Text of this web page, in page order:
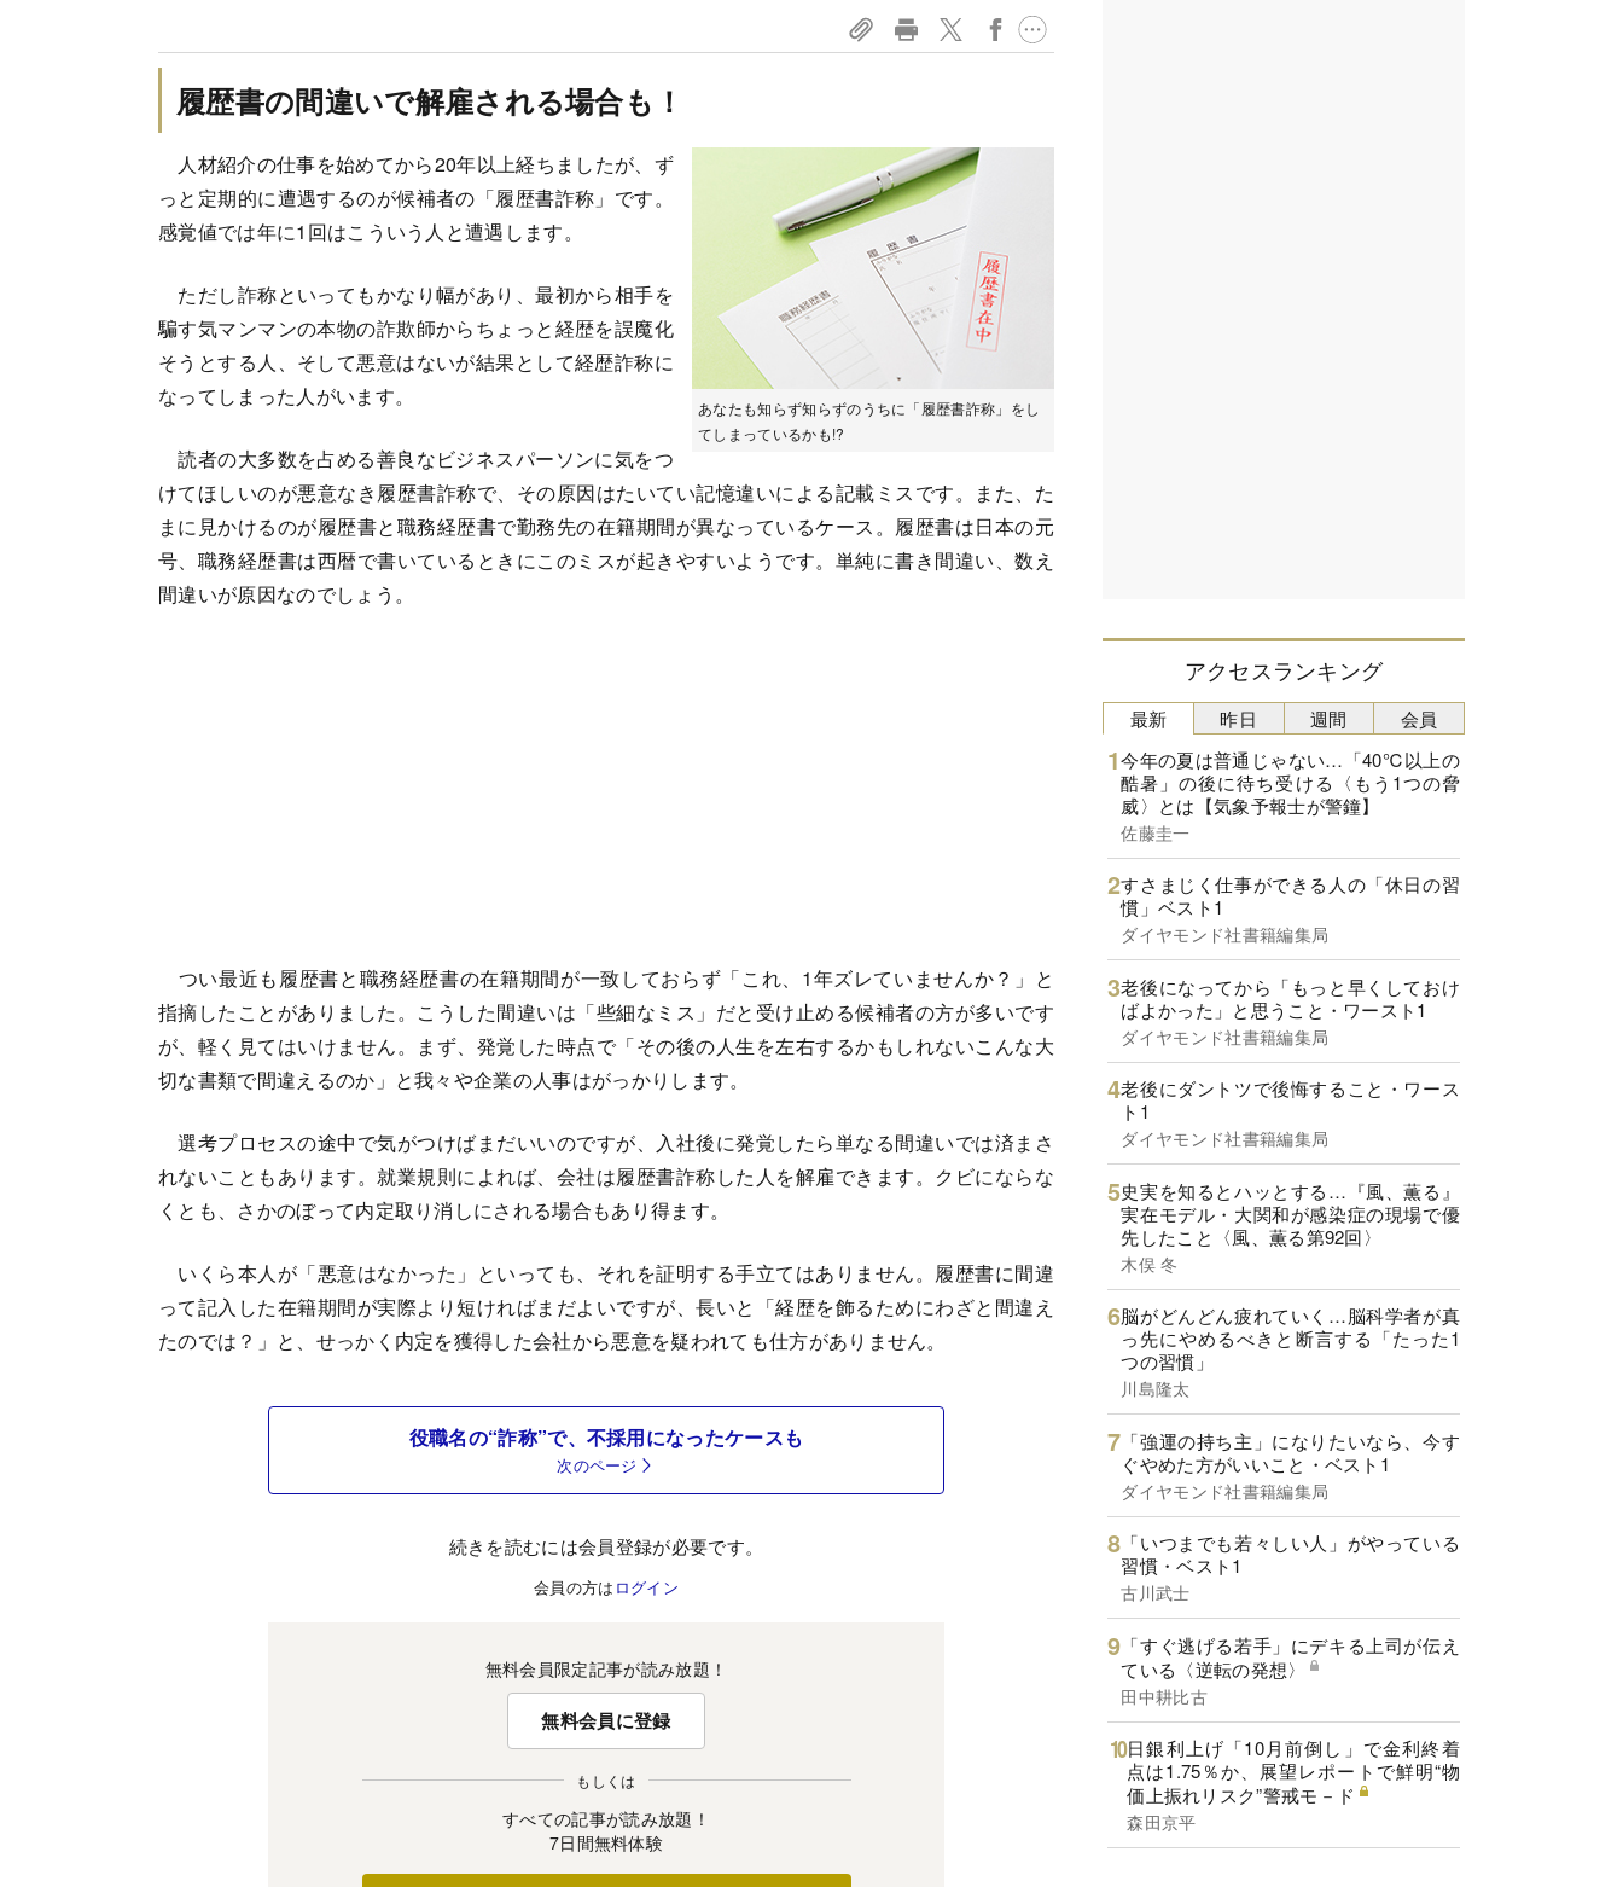
履歴書の間違いで解雇される場合も！
あなたも知らず知らずのうちに「履歴書詐称」をし
てしまっているかも!?
人材紹介の仕事を始めてから20年以上経ちましたが、ず
っと定期的に遭遇するのが候補者の「履歴書詐称」です。
感覚値では年に1回はこういう人と遭遇します。
ただし詐称といってもかなり幅があり、最初から相手を
騙す気マンマンの本物の詐欺師からちょっと経歴を誤魔化
そうとする人、そして悪意はないが結果として経歴詐称に
なってしまった人がいます。
読者の大多数を占める善良なビジネスパーソンに気をつ
けてほしいのが悪意なき履歴書詐称で、その原因はたいてい記憶違いによる記載ミスです。また、た
まに見かけるのが履歴書と職務経歴書で勤務先の在籍期間が異なっているケース。履歴書は日本の元
号、職務経歴書は西暦で書いているときにこのミスが起きやすいようです。単純に書き間違い、数え
間違いが原因なのでしょう。
つい最近も履歴書と職務経歴書の在籍期間が一致しておらず「これ、1年ズレていませんか？」と
指摘したことがありました。こうした間違いは「些細なミス」だと受け止める候補者の方が多いです
が、軽く見てはいけません。まず、発覚した時点で「その後の人生を左右するかもしれないこんな大
切な書類で間違えるのか」と我々や企業の人事はがっかりします。
選考プロセスの途中で気がつけばまだいいのですが、入社後に発覚したら単なる間違いでは済まさ
れないこともあります。就業規則によれば、会社は履歴書詐称した人を解雇できます。クビにならな
くとも、さかのぼって内定取り消しにされる場合もあり得ます。
いくら本人が「悪意はなかった」といっても、それを証明する手立てはありません。履歴書に間違
って記入した在籍期間が実際より短ければまだよいですが、長いと「経歴を飾るためにわざと間違え
たのでは？」と、せっかく内定を獲得した会社から悪意を疑われても仕方がありません。
役職名の“詐称”で、不採用になったケースも
次のページ
続きを読むには会員登録が必要です。
会員の方は ログイン
無料会員限定記事が読み放題！
無料会員に登録
もしくは
すべての記事が読み放題！
7日間無料体験
アクセスランキング
最新
今年の夏は普通じゃない…「40℃以上の
酷暑」の後に待ち受ける〈もう1つの脅
威〉とは【気象予報士が警鐘】
佐藤圭一
すさまじく仕事ができる人の「休日の習
慣」ベスト1
ダイヤモンド社書籍編集局
老後になってから「もっと早くしておけ
ばよかった」と思うこと・ワースト1
ダイヤモンド社書籍編集局
老後にダントツで後悔すること・ワース
ト1
ダイヤモンド社書籍編集局
史実を知るとハッとする…『風、薫る』
実在モデル・大関和が感染症の現場で優
先したこと〈風、薫る第92回〉
木俣 冬
脳がどんどん疲れていく…脳科学者が真
っ先にやめるべきと断言する「たった1
つの習慣」
川島隆太
「強運の持ち主」になりたいなら、今す
ぐやめた方がいいこと・ベスト1
ダイヤモンド社書籍編集局
「いつまでも若々しい人」がやっている
習慣・ベスト1
古川武士
「すぐ逃げる若手」にデキる上司が伝え
ている〈逆転の発想〉
田中耕比古
日銀利上げ「10月前倒し」で金利終着
点は1.75％か、展望レポートで鮮明“物
価上振れリスク”警戒モ－ド
森田京平
昨日 週間 会員